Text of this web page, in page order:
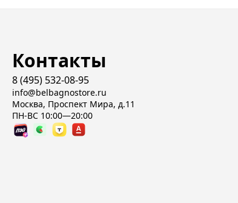
Контакты
8 (495) 532-08-95
info@belbagnostore.ru
Москва, Проспект Мира, д.11
ПН-ВС 10:00—20:00